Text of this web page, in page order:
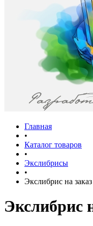
Главная
•
Каталог товаров
•
Экслибрисы
•
Экслибрис на заказ
Экслибрис